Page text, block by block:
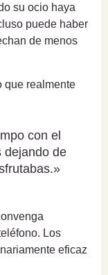
su ocio haya
puede haber
de menos
que realmente
con el
dejando de
Los
eficaz